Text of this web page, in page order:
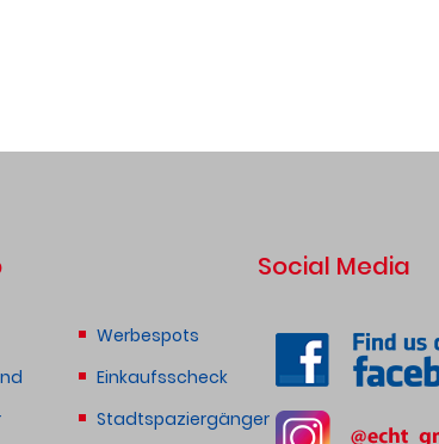
Werbespots
Einkaufsscheck
Stadtspaziergänger
Social Media